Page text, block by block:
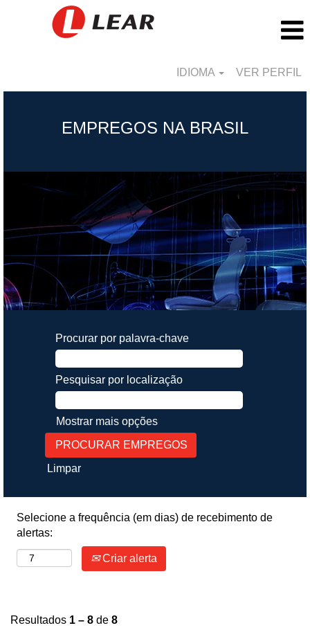
IDIOMA VER PERFIL
EMPREGOS NA BRASIL
Procurar por palavra-chave
Pesquisar por localização
Mostrar mais opções
Limpar
Selecione a frequência (em dias) de recebimento de
alertas:
Criar alerta
Resultados 1 – 8 de 8